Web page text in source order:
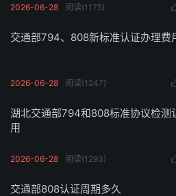
2026-06-28 阅读(1175)
交通部794、808新标准认证办理费
2026-06-28 阅读(1247)
湖北交通部794和808标准协议检测
用
2026-06-28 阅读(1293)
交通部808认证周期多久